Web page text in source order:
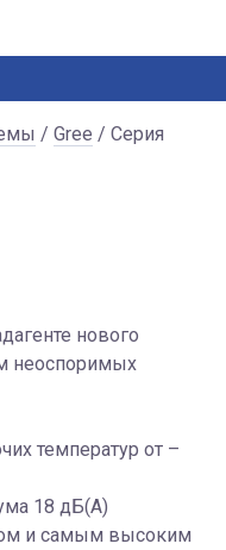
/ Gree / Серия
нового
неоспоримых
температур от –
18 дБ(А)
и самым высоким